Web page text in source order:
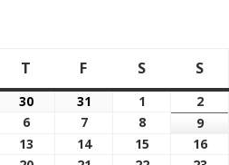
T F Divendres
S Dissabte
S
2026
30 30/07/2026
31 31/07/2026
1 01/08/2026
2
2026
6 06/08/2026
7 07/08/2026
8 08/08/2026
909/
2026
13 13/08/2026
1414/08/2026
15 15/08/2026
16